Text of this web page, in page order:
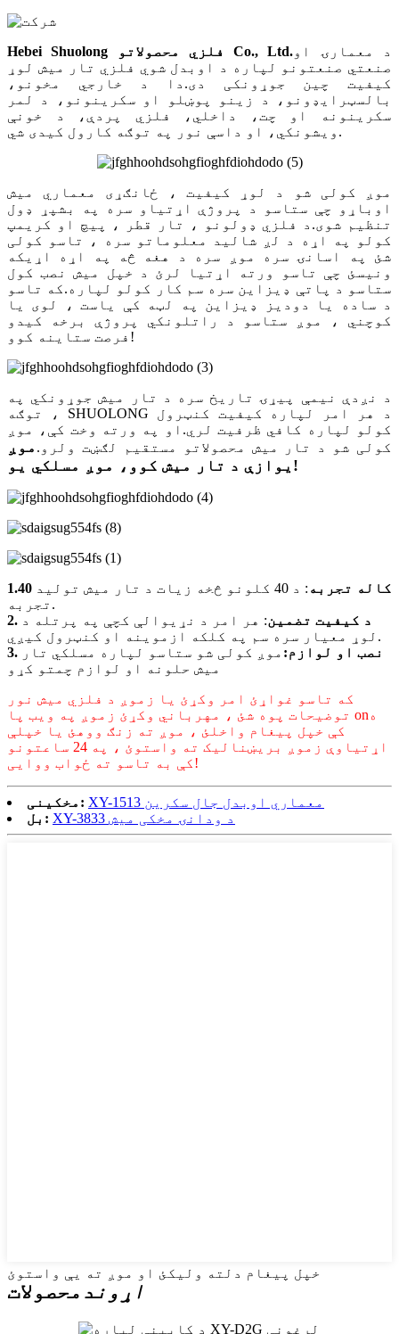
Hebei Shuolong فلزي محصولاتو Co., Ltd.د معمارۍ او
صنعتي صنعتونو لپاره د اوبدل شوي فلزي تار میش لوړ
کیفیت چین جوړونکی دی.دا د خارجي مخونو،
بالسټرایډونو، د زینو پوښلو او سکرینونو، د لمر
سکرینونه او چت، داخلي، فلزي پردې، د خونې
ویشونکي، او داسې نور په توګه کارول کیدی شي.
موږ کولی شو د لوړ کیفیت ، ځانګړی معماري میش
اوباړو چې ستاسو د پروژې اړتیاو سره په بشپړ ډول
تنظیم شوی.د فلزي ډولونو ، تار قطر ، پیچ او کریمپ
کولو په اړه د لږ شالید معلوماتو سره ، تاسو کولی
شئ په اسانۍ سره موږ سره د هغه څه په اړه اړیکه
ونیسئ چې تاسو ورته اړتیا لرئ د خپل میش نصب کول
ستاسو د پاتې ډیزاین سره سم کار کولو لپاره.که تاسو
د ساده یا دودیز ډیزاین په لټه کې یاست ، لوی یا
کوچني ، موږ ستاسو د راتلونکي پروژې برخه کیدو
فرصت ستاینه کوو!
د نږدې نیمې پیړۍ تاریخ سره د تار میش جوړونکي په
توګه ، SHUOLONG د هر امر لپاره کیفیت کنټرول
کولو لپاره کافي ظرفیت لري.او په ورته وخت کې، موږ
کولی شو د تار میش محصولاتو مستقیم لګښت ولرو. موږ
یوازې د تار میش کوو، موږ مسلکي یو!
1.40 کاله تجربه
: د 40 کلونو څخه زیات د تار میش تولید
تجربه.
2. د کیفیت تضمین: هر امر د نړیوالې کچې په پرتله د
لوړ معیار سره سم په کلکه ازموینه او کنټرول کیږي.
3. نصب او لوازم: موږ کولی شو ستاسو لپاره مسلکي تار
میش حلونه او لوازم چمتو کړو
که تاسو غواړئ امر وکړئ یا زموږ د فلزي میش نور
توضیحات پوه شئ ، مهرباني وکړئ زموږ په ویب پا onه
کې خپل پیغام واخلئ ، موږ ته زنګ ووهئ یا خپلې
اړتیاوې زموږ بریښنالیک ته واستوئ ، په 24 ساعتونو
کې به تاسو ته ځواب ووایی!
مخکینی:
XY-1513 معماري اوبدل جال سکرین
بل:
XY-3833 د ودانۍ مخکی میش
خپل پیغام دلته ولیکئ او موږ ته یې واستوئ
اړوند محصولات